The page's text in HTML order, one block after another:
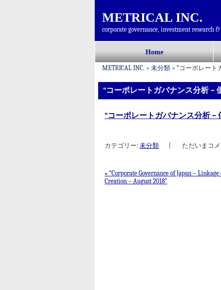
METRICAL INC.
corporate governance, investment research
メインメニュー
ン
ン
ツ
へ
Home
METRICAL INC. > 未分類 > “コーポレート
“コーポレートガバナンス分析 –
“コーポレートガバナンス分析 –
カテゴリー: 未分類 ただいまコ
投稿ナビゲーション
« “Corporate Governance of Japan – Linkage
Creation – August 2018”